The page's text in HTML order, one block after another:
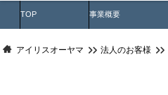
TOP 事業概要
アイリスオーヤマ 法人のお客様